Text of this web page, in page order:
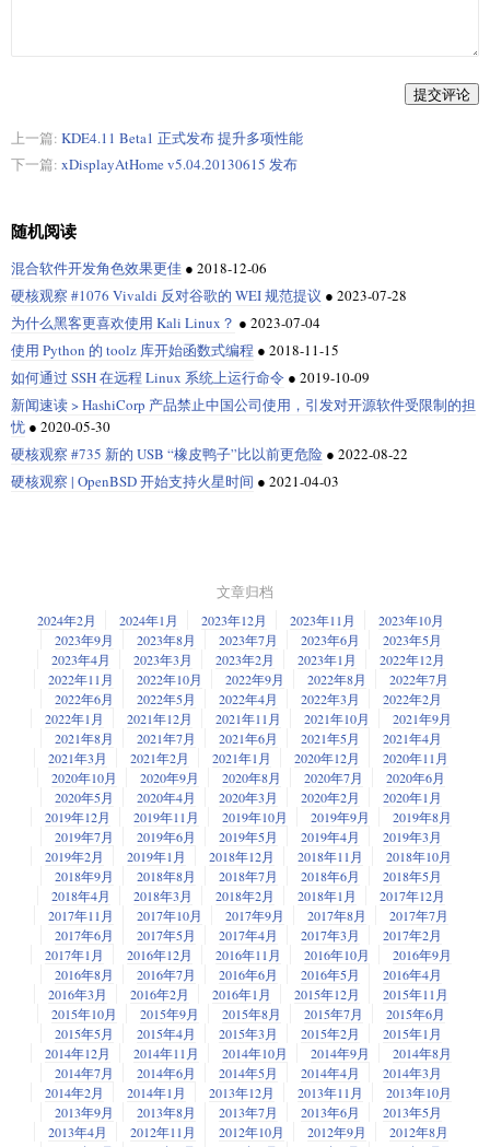
提交评论
上一篇: KDE4.11 Beta1 正式发布 提升多项性能
下一篇: xDisplayAtHome v5.04.20130615 发布
随机阅读
混合软件开发角色效果更佳 ● 2018-12-06
硬核观察 #1076 Vivaldi 反对谷歌的 WEI 规范提议 ● 2023-07-28
为什么黑客更喜欢使用 Kali Linux？ ● 2023-07-04
使用 Python 的 toolz 库开始函数式编程 ● 2018-11-15
如何通过 SSH 在远程 Linux 系统上运行命令 ● 2019-10-09
新闻速读 > HashiCorp 产品禁止中国公司使用，引发对开源软件受限制的担
忧 ● 2020-05-30
硬核观察 #735 新的 USB “橡皮鸭子”比以前更危险 ● 2022-08-22
硬核观察 | OpenBSD 开始支持火星时间 ● 2021-04-03
文章归档
2024年2月 2024年1月 2023年12月 2023年11月
2023年10月
2023年9月
2023年8月 2023年7月 2023年6月
2023年5月
2023年4月
2023年3月 2023年2月 2023年1月
2022年12月
2022年11月
2022年10月 2022年9月 2022年8月
2022年7月
2022年6月
2022年5月 2022年4月 2022年3月
2022年2月
2022年1月
2021年12月 2021年11月 2021年10月
2021年9月
2021年8月
2021年7月 2021年6月 2021年5月
2021年4月
2021年3月
2021年2月 2021年1月 2020年12月
2020年11月
2020年10月
2020年9月 2020年8月 2020年7月
2020年6月
2020年5月
2020年4月 2020年3月 2020年2月
2020年1月
2019年12月
2019年11月 2019年10月 2019年9月
2019年8月
2019年7月
2019年6月 2019年5月 2019年4月
2019年3月
2019年2月
2019年1月 2018年12月 2018年11月
2018年10月
2018年9月
2018年8月 2018年7月 2018年6月
2018年5月
2018年4月
2018年3月 2018年2月 2018年1月
2017年12月
2017年11月
2017年10月 2017年9月 2017年8月
2017年7月
2017年6月
2017年5月 2017年4月 2017年3月
2017年2月
2017年1月
2016年12月 2016年11月 2016年10月
2016年9月
2016年8月
2016年7月 2016年6月 2016年5月
2016年4月
2016年3月
2016年2月 2016年1月 2015年12月
2015年11月
2015年10月
2015年9月 2015年8月 2015年7月
2015年6月
2015年5月
2015年4月 2015年3月 2015年2月
2015年1月
2014年12月
2014年11月 2014年10月 2014年9月
2014年8月
2014年7月
2014年6月 2014年5月 2014年4月
2014年3月
2014年2月
2014年1月 2013年12月 2013年11月
2013年10月
2013年9月
2013年8月 2013年7月 2013年6月
2013年5月
2013年4月
2012年11月 2012年10月 2012年9月
2012年8月